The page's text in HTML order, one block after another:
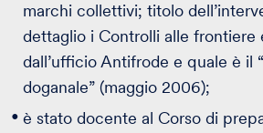
marchi collettivi; titolo
dettaglio i Controlli alle frontiere
dall’ufficio Antifrode e quale è il
doganale” (maggio 2006);
è stato docente al Corso di